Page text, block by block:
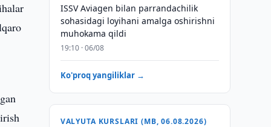
ISSV Aviagen bilan parrandachilik
sohasidagi loyihani amalga oshirishni
muhokama qildi
19:10 · 06/08
Ko'proq yangiliklar →
VALYUTA KURSLARI (MB, 06.08.2026)